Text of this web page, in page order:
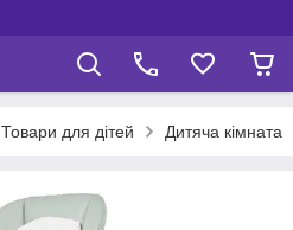
Товари для дітей Дитяча кімната